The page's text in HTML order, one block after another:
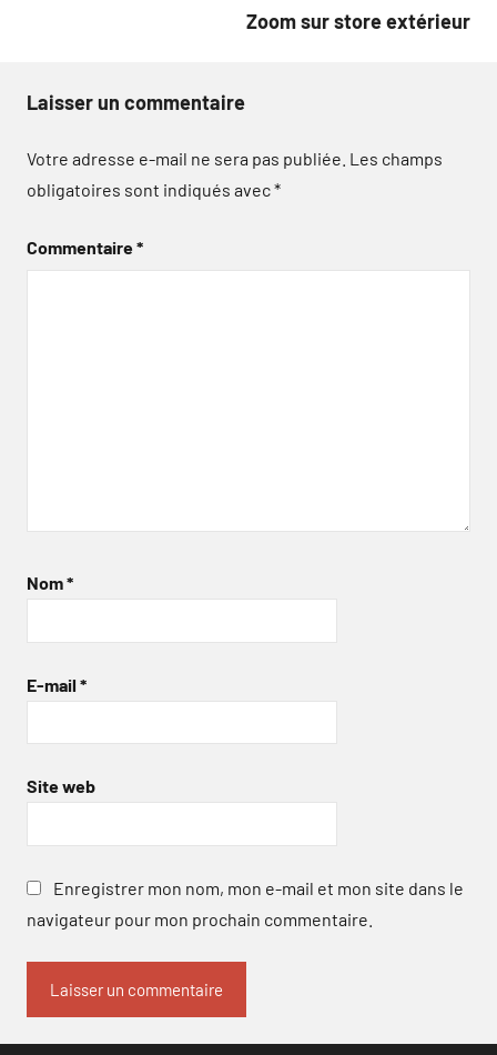
Zoom sur store extérieur
Laisser un commentaire
Votre adresse e-mail ne sera pas publiée. Les champs
obligatoires sont indiqués avec*
Commentaire*
Nom*
E-mail *
Site web
Enregistrer mon nom, mon e-mail et mon site dans le
navigateur pour mon prochain commentaire.